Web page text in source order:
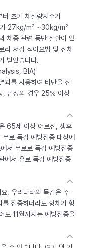
터 초기 체질량지수가
가 27kg/m² ~30kg/m²
체중 관련 동반 질환이 있
리 저감 식이요법 및 신체
받았습니다.
BIA)
과를 사용하여 비만을 진
, 남성의 경우 25% 이상
65세 이상 어르신, 생후
료 독감 예방접종 대상에
서 무료로 독감 예방접종
에서 유료 독감 예방접종
. 우리나라의 독감은 주
접종하더라도 항체가 형
도 11월까지는 예방접종을